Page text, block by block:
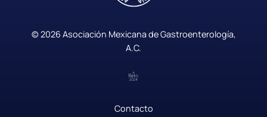
© 2026 Asociación Mexicana de Gastroenterología,
A.C.
Contacto